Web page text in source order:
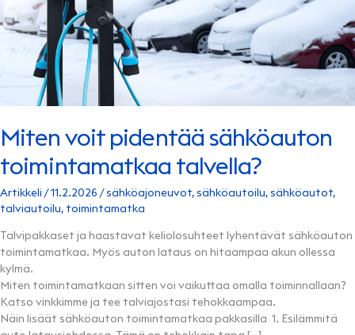
Miten voit pidentää sähköauton
toimintamatkaa talvella?
Artikkeli /11.2.2026 /sähköajoneuvot,sähköautoilu,sähköautot,
talviautoilu, toimintamatka
Talvipakkaset ja haastavat keliolosuhteet lyhentävät sähköauton
toimintamatkaa. Myös auton lataus on hitaampaa akun ollessa
kylmä.
Miten toimintamatkaan sitten voi vaikuttaa omalla toiminnallaan?
Katso vinkkimme ja tee talviajostasi tehokkaampaa.
Näin lisäät sähköauton toimintamatkaa pakkasilla 1. Esilämmitä